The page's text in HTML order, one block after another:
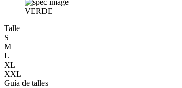
VERDE
Talle
S
M
L
XL
XXL
Guía de talles